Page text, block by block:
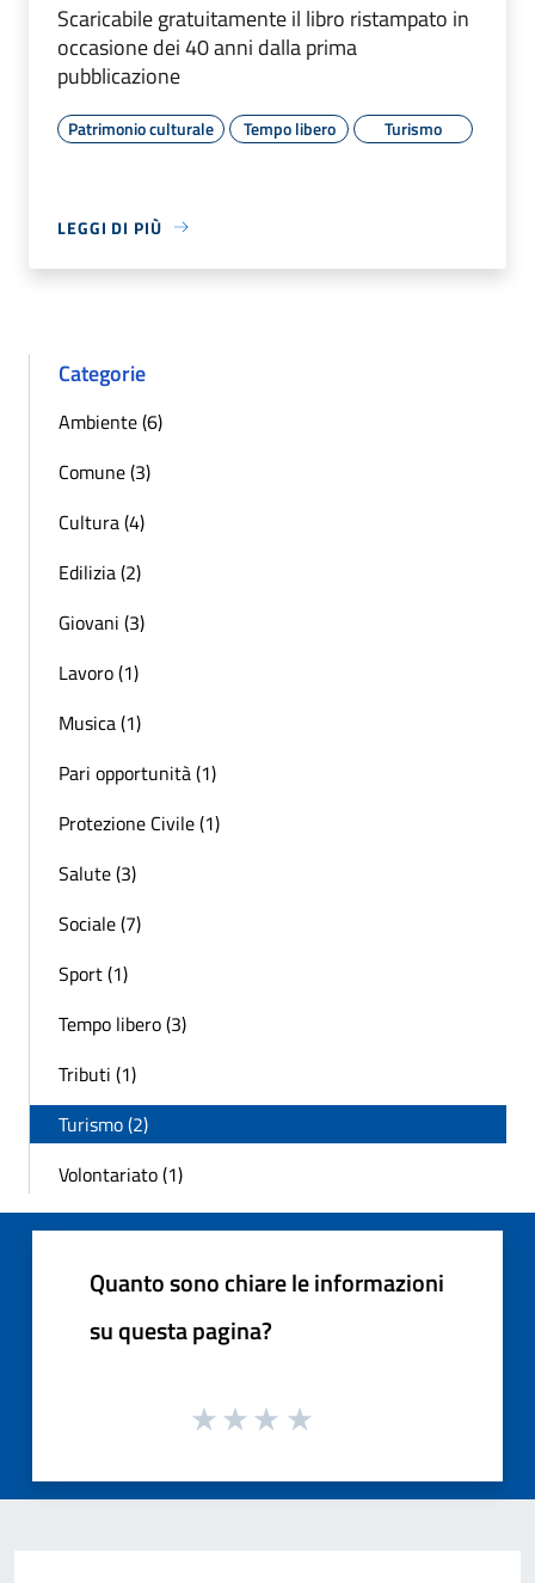
Scaricabile gratuitamente il libro ristampato in
occasione dei 40 anni dalla prima
pubblicazione
Patrimonio culturale Tempo libero Turismo
LEGGI DI PIÙ
Categorie
Ambiente (6)
Comune (3)
Cultura (4)
Edilizia (2)
Giovani (3)
Lavoro (1)
Musica (1)
Pari opportunità (1)
Protezione Civile (1)
Salute (3)
Sociale (7)
Sport (1)
Tempo libero (3)
Tributi (1)
Turismo (2)
Volontariato (1)
Quanto sono chiare le informazioni
su questa pagina?